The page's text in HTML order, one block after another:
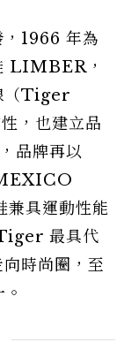
，1966 年為
LIMBER，
（Tiger
，也建立品
品牌再以
兼具運動性能
最具代
時尚圈，至